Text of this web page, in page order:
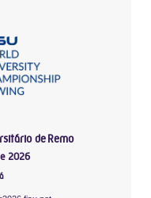
de Remo
2026